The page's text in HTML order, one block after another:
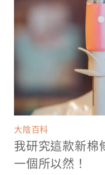
大陰百科
我研究這款新棉
一個所以然！